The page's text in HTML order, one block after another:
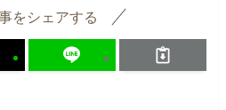
をシェアする